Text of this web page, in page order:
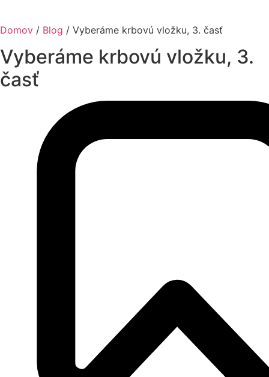
Domov / Blog / Vyberáme krbovú vložku, 3. časť
Vyberáme krbovú vložku, 3.
časť